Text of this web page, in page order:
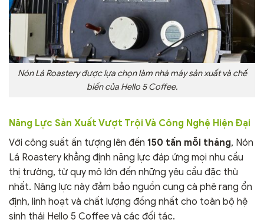
Nón Lá Roastery được lựa chọn làm nhà máy sản xuất và chế
biến của Hello 5 Coffee.
Năng Lực Sản Xuất Vượt Trội Và Công Nghệ Hiện Đại
Với công suất ấn tượng lên đến 150 tấn mỗi tháng, Nón
Lá Roastery khẳng định năng lực đáp ứng mọi nhu cầu
thị trường, từ quy mô lớn đến những yêu cầu đặc thù
nhất. Năng lực này đảm bảo nguồn cung cà phê rang ổn
định, linh hoạt và chất lượng đồng nhất cho toàn bộ hệ
sinh thái Hello 5 Coffee và các đối tác.